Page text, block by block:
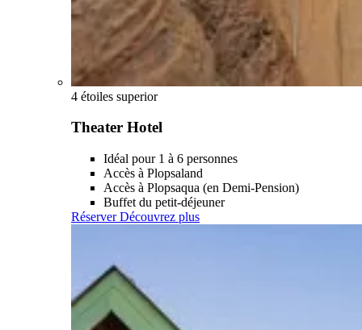
4 étoiles superior
Theater Hotel
Idéal pour 1 à 6 personnes
Accès à Plopsaland
Accès à Plopsaqua (en Demi-Pension)
Buffet du petit-déjeuner
Réserver Découvrez plus